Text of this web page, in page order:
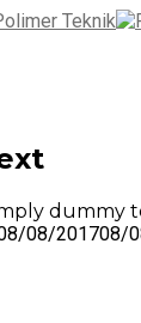
dummy
08/201708/